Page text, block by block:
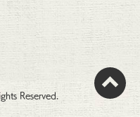
Reserved.